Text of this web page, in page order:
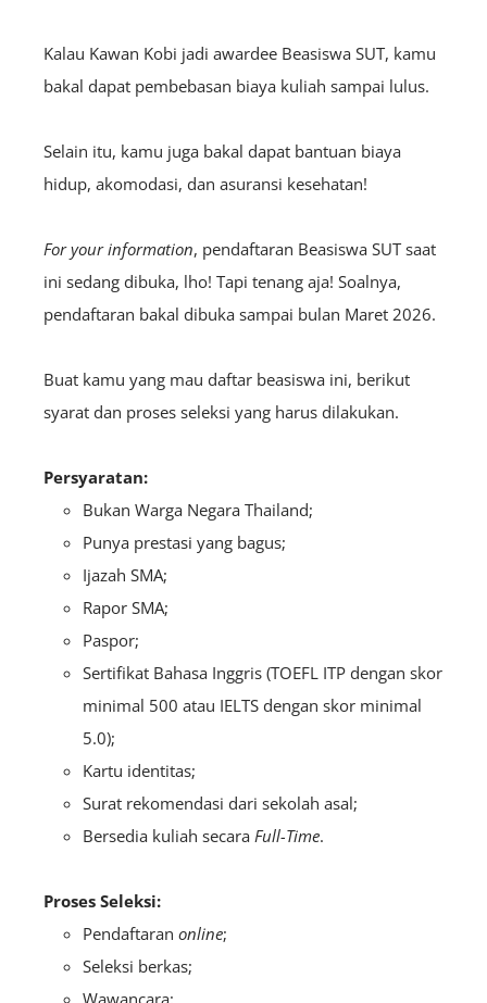
Kalau Kawan Kobi jadi awardee Beasiswa SUT, kamu
bakal dapat pembebasan biaya kuliah sampai lulus.
Selain itu, kamu juga bakal dapat bantuan biaya
hidup, akomodasi, dan asuransi kesehatan!
For your information, pendaftaran Beasiswa SUT saat
ini sedang dibuka, lho! Tapi tenang aja! Soalnya,
pendaftaran bakal dibuka sampai bulan Maret 2026.
Buat kamu yang mau daftar beasiswa ini, berikut
syarat dan proses seleksi yang harus dilakukan.
Persyaratan:
Bukan Warga Negara Thailand;
Punya prestasi yang bagus;
Ijazah SMA;
Rapor SMA;
Paspor;
Sertifikat Bahasa Inggris (TOEFL ITP dengan skor
minimal 500 atau IELTS dengan skor minimal
5.0);
Kartu identitas;
Surat rekomendasi dari sekolah asal;
Bersedia kuliah secara Full-Time.
Proses Seleksi:
Pendaftaran online;
Seleksi berkas;
Wawancara;